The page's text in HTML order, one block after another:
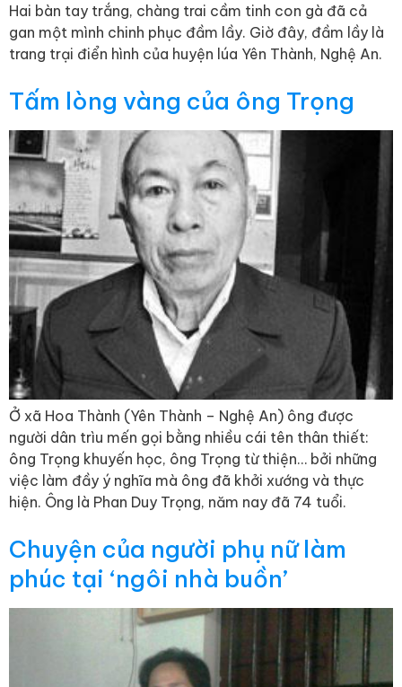
Hai bàn tay trắng, chàng trai cầm tinh con gà đã cả
gan một mình chinh phục đầm lầy. Giờ đây, đầm lầy là
trang trại điển hình của huyện lúa Yên Thành, Nghệ An.
Tấm lòng vàng của ông Trọng
Ở xã Hoa Thành (Yên Thành – Nghệ An) ông được
người dân trìu mến gọi bằng nhiều cái tên thân thiết:
ông Trọng khuyến học, ông Trọng từ thiện… bởi những
việc làm đầy ý nghĩa mà ông đã khởi xướng và thực
hiện. Ông là Phan Duy Trọng, năm nay đã 74 tuổi.
Chuyện của người phụ nữ làm
phúc tại ‘ngôi nhà buồn’